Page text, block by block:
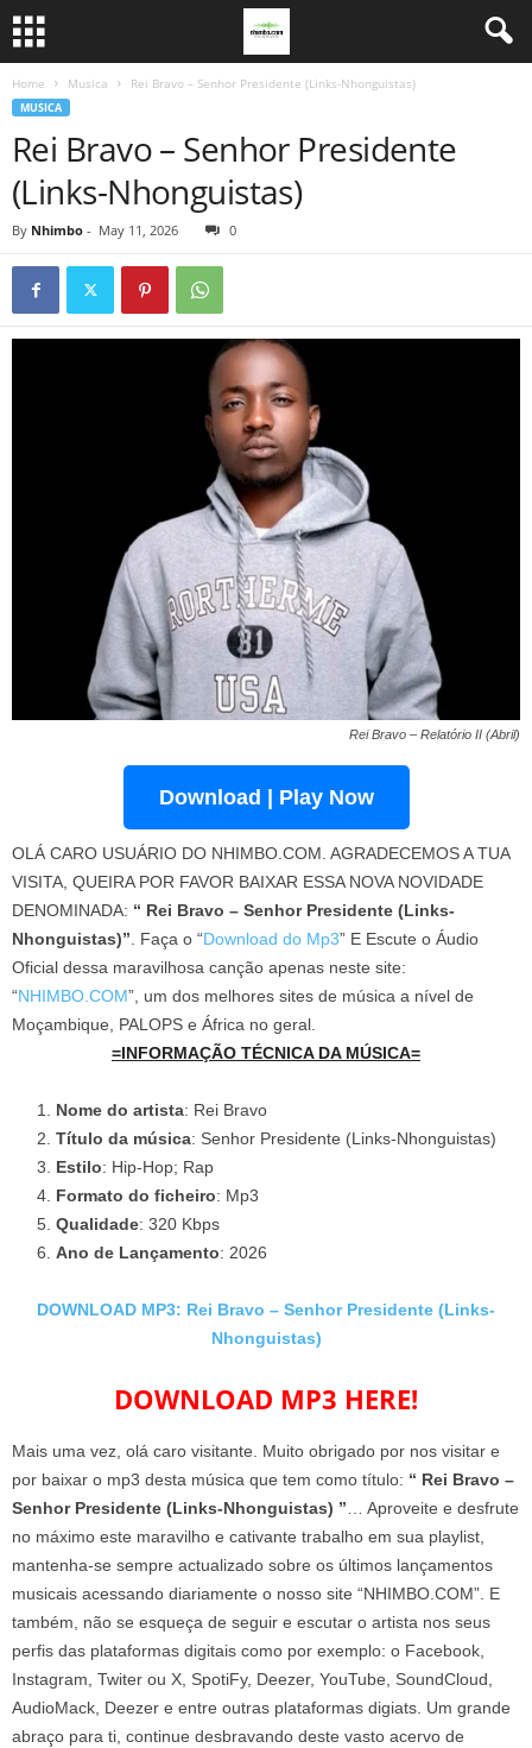
Home Musica Rei Bravo – Senhor Presidente (Links-Nhonguistas)
MUSICA
Rei Bravo – Senhor Presidente
(Links-Nhonguistas)
By Nhimbo - May 11, 2026 0
Rei Bravo – Relatório II (Abril)
Download | Play Now
OLÁ CARO USUÁRIO DO NHIMBO.COM. AGRADECEMOS A TUA
VISITA, QUEIRA POR FAVOR BAIXAR ESSA NOVA NOVIDADE
DENOMINADA: “ Rei Bravo – Senhor Presidente (Links-
Nhonguistas)” . Faça o “Download do Mp3” E Escute o Áudio
Oficial dessa maravilhosa canção apenas neste site:
“NHIMBO.COM”, um dos melhores sites de música a nível de
Moçambique, PALOPS e África no geral.
=INFORMAÇÃO TÉCNICA DA MÚSICA=
Nome do artista: Rei Bravo
Título da música: Senhor Presidente (Links-Nhonguistas)
Estilo: Hip-Hop; Rap
Formato do ficheiro: Mp3
Qualidade: 320 Kbps
Ano de Lançamento: 2026
DOWNLOAD MP3: Rei Bravo – Senhor Presidente (Links-
Nhonguistas)
DOWNLOAD MP3 HERE!
Mais uma vez, olá caro visitante. Muito obrigado por nos visitar e
por baixar o mp3 desta música que tem como título: “ Rei Bravo –
Senhor Presidente (Links-Nhonguistas) ” … Aproveite e desfrute
no máximo este maravilho e cativante trabalho em sua playlist,
mantenha-se sempre actualizado sobre os últimos lançamentos
musicais acessando diariamente o nosso site “NHIMBO.COM”. E
também, não se esqueça de seguir e escutar o artista nos seus
perfis das plataformas digitais como por exemplo: o Facebook,
Instagram, Twiter ou X, SpotiFy, Deezer, YouTube, SoundCloud,
AudioMack, Deezer e entre outras plataformas digiats. Um grande
abraço para ti, continue desbravando deste vasto acervo de